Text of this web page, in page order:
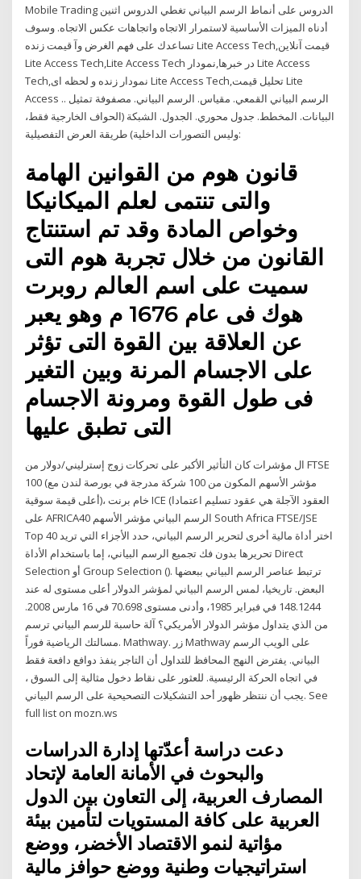
Mobile Trading الدروس على أنماط الرسم البياني تغطي الدروس اثنين
أدناه الميزات الأساسية لاستمرار الاتجاه واتجاهات عكس الاتجاه. وسوف
تساعدك على فهم الغرض وآ قیمت زنده Lite Access Tech,قیمت آنلاین
Lite Access Tech,Lite Access Tech در خبرها,نمودار Lite Access
Tech,نمودار زنده و لحظه ای Lite Access Tech,تحلیل قیمت Lite
Access .. الرسم البياني القمعي. مقياس. الرسم البياني. مصفوفة تمثيل
البيانات. المخطط. جدول محوري. الجدول. الشبكة (الحواف الخارجية فقط،
وليس التصورات الداخلية) طريقة العرض التفصيلية:
قانون هوم من القوانين الهامة
والتى تنتمى لعلم الميكانيكا
وخواص المادة وقد تم استنتاج
القانون من خلال تجربة هوم التى
سميت على اسم العالم روبرت
هوك فى عام 1676 م وهو يعبر
عن العلاقة بين القوة التى تؤثر
على الاجسام المرنة وبين التغير
فى طول القوة ومرونة الاجسام
التى تطبق عليها
ال مؤشرات كان التأثير الأكبر على تحركات زوج إسترليني/دولار من FTSE
100 (مؤشر الأسهم المكون من 100 شركة مدرجة في بورصة لندن مع
أعلى قيمة سوقية)، خام برنت ICE (العقود الآجلة هي عقود تسليم اعتمادا
على AFRICA40 الرسم البياني مؤشر الأسهم South Africa FTSE/JSE
Top 40 اختر أداة مالية أخرى لتحرير الرسم البياني، حدد الأجزاء التي تريد
تحريرها بدون فك تجميع الرسم البياني، إما باستخدام الأداة Direct
Selection أو Group Selection (). ترتبط عناصر الرسم البياني ببعضها
البعض. تاريخيا، لمس الرسم البياني لمؤشر الدولار أعلى مستوى له عند
148.1244 في فبراير 1985، وأدنى مستوى 70.698 في 16 مارس 2008.
من الذي يتداول مؤشر الدولار الأمريكي؟ آلة حاسبة للرسم البياني ترسم
مسالتك الرياضية فوراً. Mathway. زر Mathway على الويب الرسم
البياني. يفترض النهج المحافظ للتداول أن التاجر ينفذ دوافع دافعة فقط
في اتجاه الحركة الرئيسية. للعثور على نقاط دخول مثالية إلى السوق ،
يجب أن ننتظر ظهور أحد التشكيلات التصحيحية على الرسم البياني. See
full list on mozn.ws
دعت دراسة أعدّتها إدارة الدراسات
والبحوث في الأمانة العامة لإتحاد
المصارف العربية، إلى التعاون بين الدول
العربية على كافة المستويات لتأمين بيئة
مؤاتية لنمو الاقتصاد الأخضر، ووضع
استراتيجيات وطنية ووضع حوافز مالية